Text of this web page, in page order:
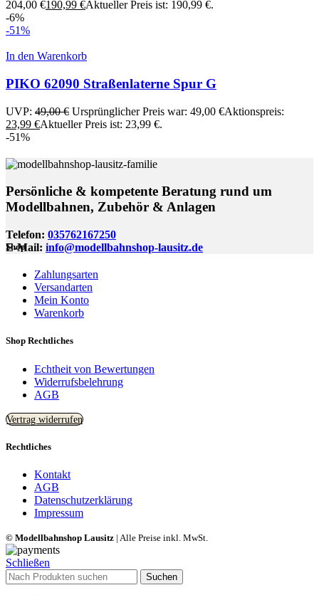
204,00 €190,99 €Aktueller Preis ist: 190,99 €.
-6%
-51%
In den Warenkorb
PIKO 62090 Straßenlaterne Spur G
UVP: 49,00€ Ursprünglicher Preis war: 49,00 €Aktionspreis:
23,99 €Aktueller Preis ist: 23,99 €.
-51%
Persönliche & kompetente Beratung rund um
Modellbahnen, Zubehör & Anlagen
Telefon: 035762167250
E-Mail: info@modellbahnshop-lausitz.de
Shop
Zahlungsarten
Versandarten
Mein Konto
Warenkorb
Shop Rechtliches
Echtheit von Bewertungen
Widerrufsbelehrung
AGB
Vertrag widerrufen
Rechtliches
Kontakt
AGB
Datenschutzerklärung
Impressum
© Modellbahnshop Lausitz | Alle Preise inkl. MwSt.
Schließen
Suchen